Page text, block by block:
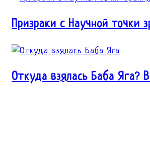
Призраки с Научной точки
Откуда взялась Баба Яга?